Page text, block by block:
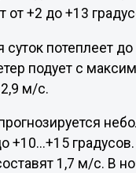
от +2 до +13
потеплеет до
подует с
м/с.
+10...+15
1,7 м/с. В